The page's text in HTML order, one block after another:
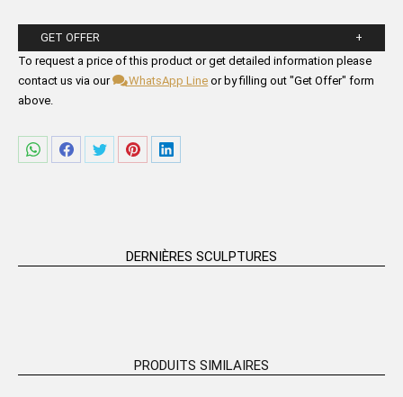
GET OFFER
Please fill in the form fields below.
To request a price of this product or get detailed information please
contact us via our
WhatsApp Line or by filling out "Get Offer" form
above.
PartagerPartagerPartagerPartagerPartager
DERNIÈRES SCULPTURES
PRODUITS SIMILAIRES